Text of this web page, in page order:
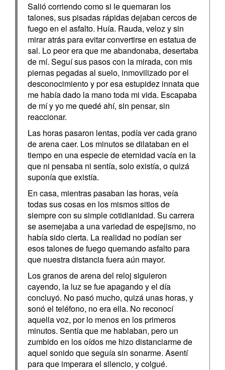
Salió corriendo como si le quemaran los
talones, sus pisadas rápidas dejaban cercos de
fuego en el asfalto. Huía. Rauda, veloz y sin
mirar atrás para evitar convertirse en estatua de
sal. Lo peor era que me abandonaba, desertaba
de mí. Seguí sus pasos con la mirada, con mis
piernas pegadas al suelo, inmovilizado por el
desconocimiento y por esa estupidez innata que
me había dado la mano toda mi vida. Escapaba
de mí y yo me quedé ahí, sin pensar, sin
reaccionar.
Las horas pasaron lentas, podía ver cada grano
de arena caer. Los minutos se dilataban en el
tiempo en una especie de eternidad vacía en la
que ni pensaba ni sentía, solo existía, o quizá
suponía que existía.
En casa, mientras pasaban las horas, veía
todas sus cosas en los mismos sitios de
siempre con su simple cotidianidad. Su carrera
se asemejaba a una variedad de espejismo, no
había sido cierta. La realidad no podían ser
esos talones de fuego quemando asfalto para
que nuestra distancia fuera aún mayor.
Los granos de arena del reloj siguieron
cayendo, la luz se fue apagando y el día
concluyó. No pasó mucho, quizá unas horas, y
sonó el teléfono, no era ella. No reconocí
aquella voz, por lo menos en los primeros
minutos. Sentía que me hablaban, pero un
zumbido en los oídos me hizo distanciarme de
aquel sonido que seguía sin sonarme. Asentí
para que imperara el silencio, y colgué.